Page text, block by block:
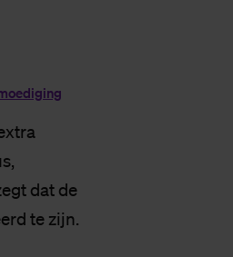
dat de
te zijn.